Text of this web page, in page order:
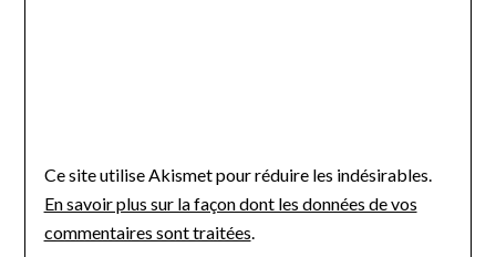
Ce site utilise Akismet pour réduire les indésirables.
En savoir plus sur la façon dont les données de vos
commentaires sont traitées